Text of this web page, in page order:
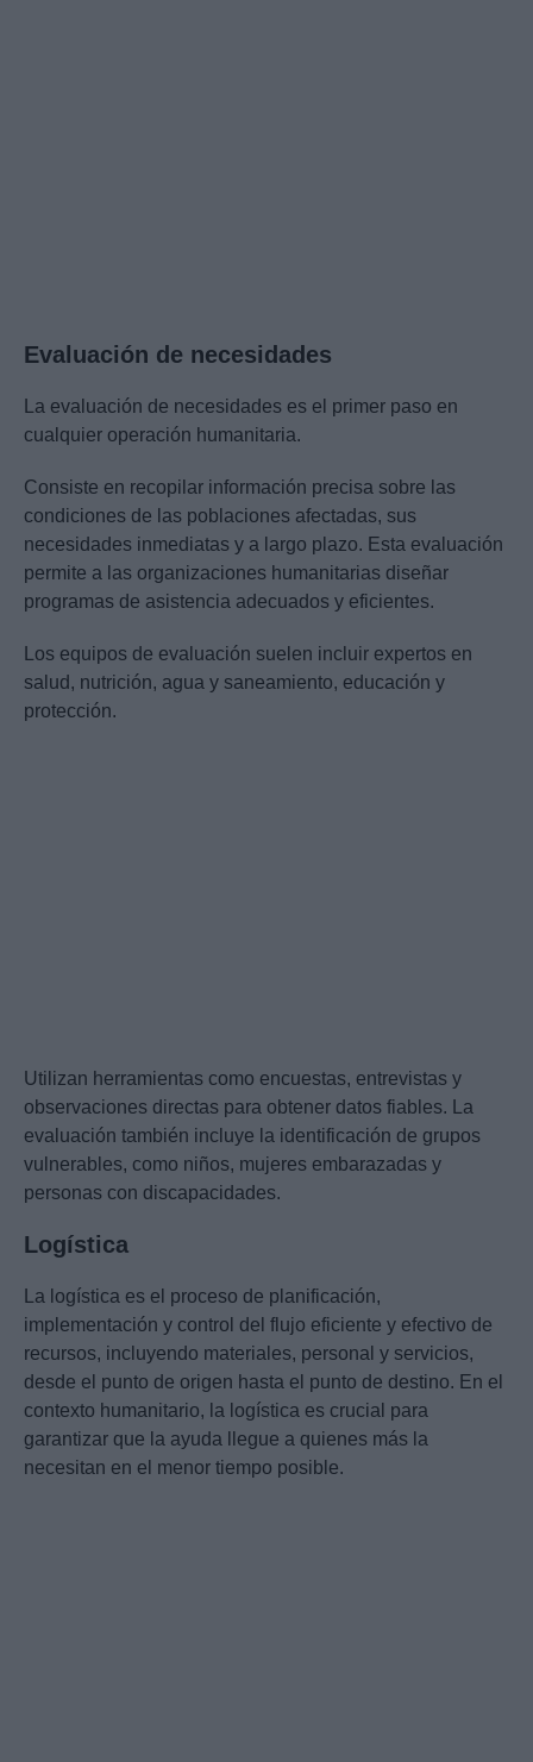
Evaluación de necesidades
La evaluación de necesidades es el primer paso en
cualquier operación humanitaria.
Consiste en recopilar información precisa sobre las
condiciones de las poblaciones afectadas, sus
necesidades inmediatas y a largo plazo. Esta evaluación
permite a las organizaciones humanitarias diseñar
programas de asistencia adecuados y eficientes.
Los equipos de evaluación suelen incluir expertos en
salud, nutrición, agua y saneamiento, educación y
protección.
Utilizan herramientas como encuestas, entrevistas y
observaciones directas para obtener datos fiables. La
evaluación también incluye la identificación de grupos
vulnerables, como niños, mujeres embarazadas y
personas con discapacidades.
Logística
La logística es el proceso de planificación,
implementación y control del flujo eficiente y efectivo de
recursos, incluyendo materiales, personal y servicios,
desde el punto de origen hasta el punto de destino. En el
contexto humanitario, la logística es crucial para
garantizar que la ayuda llegue a quienes más la
necesitan en el menor tiempo posible.